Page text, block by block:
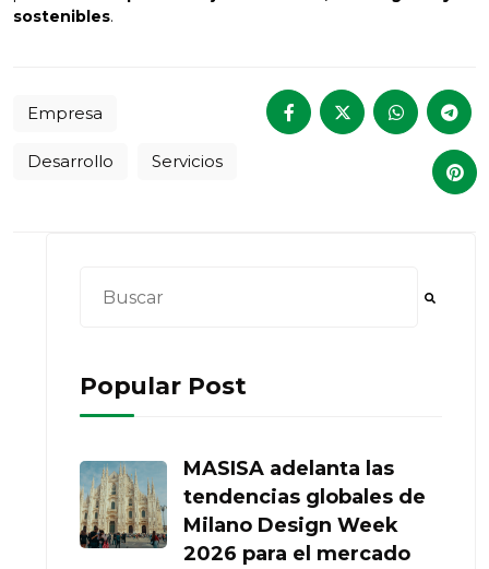
sostenibles.
Empresa
Desarrollo Servicios
Popular Post
MASISA adelanta las
tendencias globales de
Milano Design Week
2026 para el mercado